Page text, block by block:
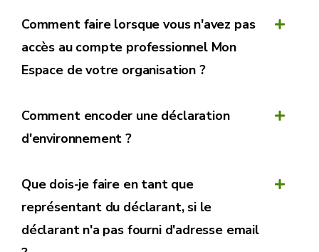
Comment faire lorsque vous n'avez pas
accès au compte professionnel Mon
Espace de votre organisation ?
Comment encoder une déclaration
d'environnement ?
Espace
Que dois-je faire en tant que
représentant du déclarant, si le
déclarant n'a pas fourni d'adresse email